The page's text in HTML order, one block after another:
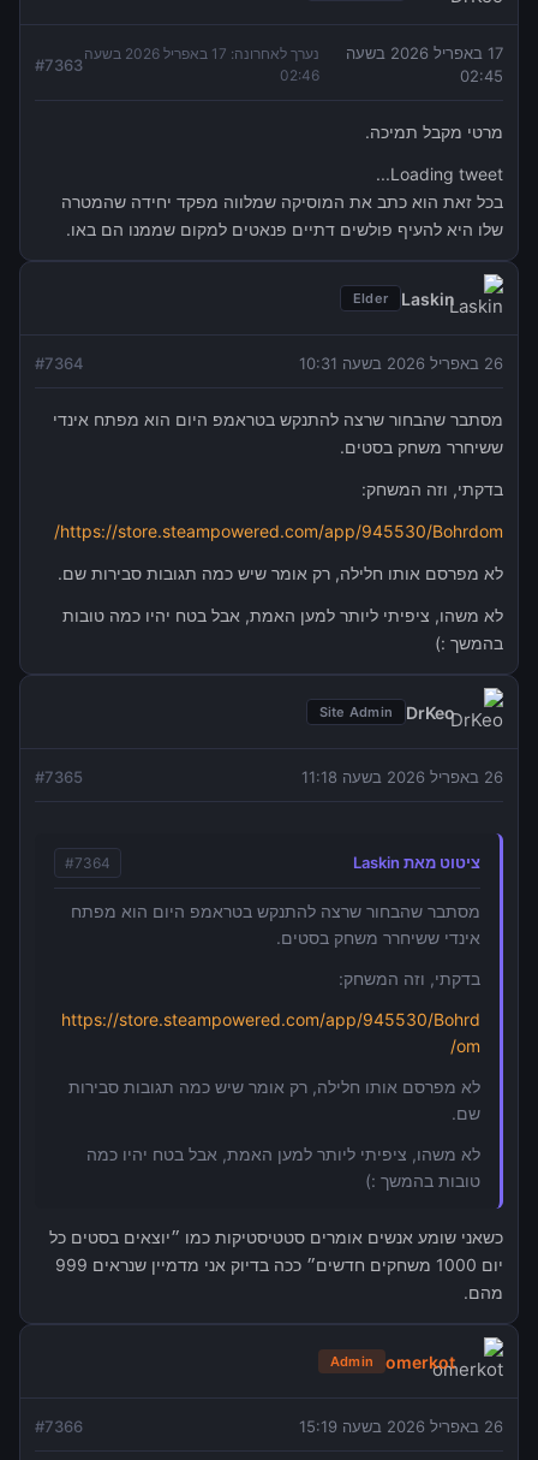
17 באפריל 2026 בשעה
02:45
נערך לאחרונה:
17 באפריל 2026 בשעה
02:46
#7363
מרטי מקבל תמיכה.
Loading tweet...
בכל זאת הוא כתב את המוסיקה שמלווה מפקד יחידה שהמטרה
שלו היא להעיף פולשים דתיים פנאטים למקום שממנו הם באו.
Laskin
Elder
26 באפריל 2026 בשעה 10:31 #7364
מסתבר שהבחור שרצה להתנקש בטראמפ היום הוא מפתח אינדי
ששיחרר משחק בסטים.
בדקתי, וזה המשחק:
https://store.steampowered.com/app/945530/Bohrdom/
לא מפרסם אותו חלילה, רק אומר שיש כמה תגובות סבירות שם.
לא משהו, ציפיתי ליותר למען האמת, אבל בטח יהיו כמה טובות
בהמשך :)
DrKeo
Site Admin
26 באפריל 2026 בשעה 11:18 #7365
ציטוט מאת Laskin #7364
מסתבר שהבחור שרצה להתנקש בטראמפ היום הוא מפתח
אינדי ששיחרר משחק בסטים.
בדקתי, וזה המשחק:
https://store.steampowered.com/app/945530/Bohrd
om/
לא מפרסם אותו חלילה, רק אומר שיש כמה תגובות סבירות
שם.
לא משהו, ציפיתי ליותר למען האמת, אבל בטח יהיו כמה
טובות בהמשך :)
כשאני שומע אנשים אומרים סטטיסטיקות כמו ״יוצאים בסטים כל
יום 1000 משחקים חדשים״ ככה בדיוק אני מדמיין שנראים 999
מהם.
omerkot
Admin
26 באפריל 2026 בשעה 15:19 #7366